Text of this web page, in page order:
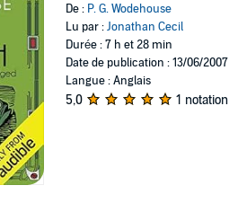
De : P. G. Wodehouse
Lu par :Jonathan Cecil
Durée : 7 h et 28 min
Date de publication : 13/06/2007
Langue : Anglais
5,0 1 notation